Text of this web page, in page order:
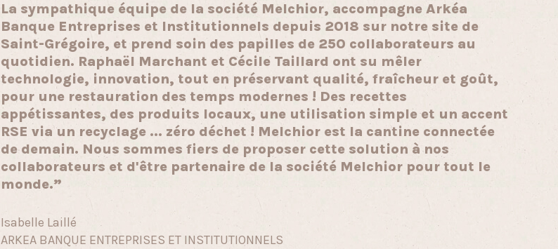
La sympathique équipe de la société Melchior, accompagne Arkéa
Banque Entreprises et Institutionnels depuis 2018 sur notre site de
Saint-Grégoire, et prend soin des papilles de 250 collaborateurs au
quotidien. Raphaël Marchant et Cécile Taillard ont su mêler
technologie, innovation, tout en préservant qualité, fraîcheur et goût,
pour une restauration des temps modernes ! Des recettes
appétissantes, des produits locaux, une utilisation simple et un accent
RSE via un recyclage ... zéro déchet ! Melchior est la cantine connectée
de demain. Nous sommes fiers de proposer cette solution à nos
collaborateurs et d'être partenaire de la société Melchior pour tout le
monde.”
Isabelle Laillé
ARKEA BANQUE ENTREPRISES ET INSTITUTIONNELS